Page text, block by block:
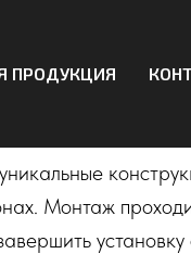
ПРОДУКЦИЯ
Монтаж
установку